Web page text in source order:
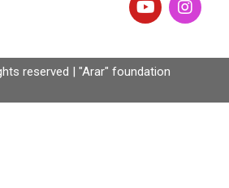
reserved | "Arar" foundation